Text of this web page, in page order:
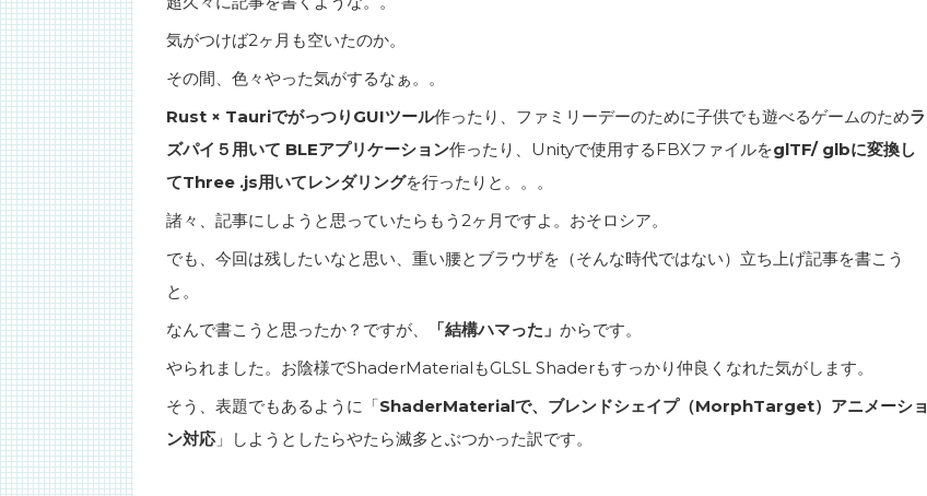
気がつけば2ヶ月も空いたのか。
その間、色々やった気がするなぁ。。
Rust × TauriでがっつりGUIツール作ったり、ファミリーデーのために子供でも遊べるゲームのためラ
ズパイ５用いて BLEアプリケーション作ったり、Unityで使用するFBXファイルをglTF/ glbに変換し
てThree .js用いてレンダリングを行ったりと。。。
諸々、記事にしようと思っていたらもう2ヶ月ですよ。おそロシア。
でも、今回は残したいなと思い、重い腰とブラウザを（そんな時代ではない）立ち上げ記事を書こう
と。
なんで書こうと思ったか？ですが、
「結構ハマった」 からです。
やられました。お陰様でShaderMaterialもGLSL Shaderもすっかり仲良くなれた気がします。
そう、表題でもあるように「ShaderMaterialで、ブレンドシェイプ（MorphTarget）アニメーショ
ン対応 」しようとしたらやたら滅多とぶつかった訳です。